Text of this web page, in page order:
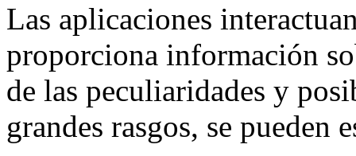
Las aplicaciones
proporciona información
de las peculiaridades y
grandes rasgos, se pueden